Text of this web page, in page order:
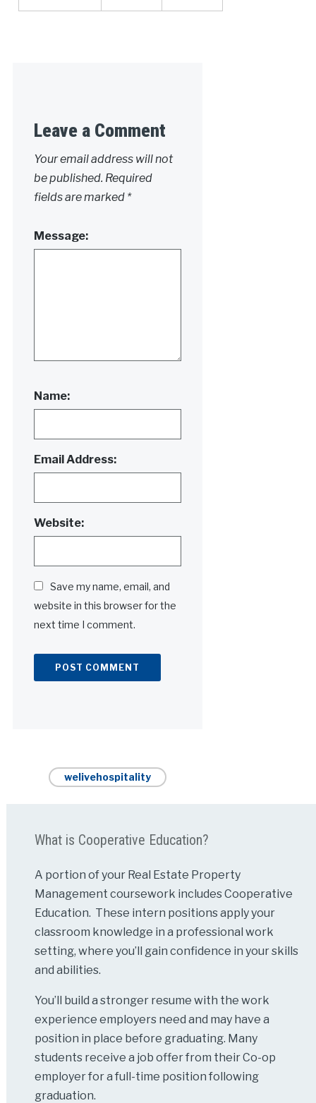
Leave a Comment
Your email address will not
be published. Required
fields are marked *
Message:
Name:
Email Address:
Website:
Save my name, email, and
website in this browser for the
next time I comment.
welivehospitality
What is Cooperative Education?
A portion of your Real Estate Property
Management coursework includes Cooperative
Education. These intern positions apply your
classroom knowledge in a professional work
setting, where you’ll gain confidence in your skills
and abilities.
You’ll build a stronger resume with the work
experience employers need and may have a
position in place before graduating. Many
students receive a job offer from their Co-op
employer for a full-time position following
graduation.